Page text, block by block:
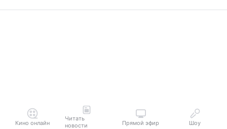
Кино онлайн
Читать
новости
Прямой эфир Шоу